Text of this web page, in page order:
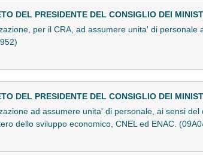
DEL PRESIDENTE DEL CONSIGLIO DEI
per il CRA, ad assumere unita' di
DEL PRESIDENTE DEL CONSIGLIO DEI
ad assumere unita' di personale, ai sensi
dello sviluppo economico, CNEL ed ENAC.